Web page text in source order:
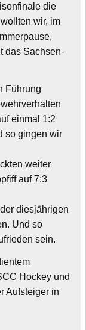
die
wir, im
das Sachsen-
Führung
einmal 1:2
so gingen wir
weiter
auf 7:3
diesjährigen
Und so
sein.
Hockey und
Aufsteiger in